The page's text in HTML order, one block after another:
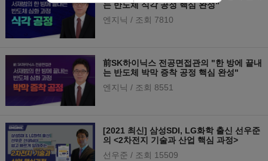
는 반도체 식각 공정 핵심 완성"
엔지닉 / 조회 7810
前SK하이닉스 전공면접관의 "한 방에 끝내
는 반도체 박막 증착 공정 핵심 완성"
엔지닉 / 조회 8551
[2021 최신] 삼성SDI, LG화학 출신 선우준
의 <2차전지 기술과 산업 핵심 과정>
선우준 / 조회 15509